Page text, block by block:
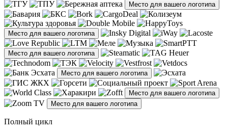
Место для вашего логотипа
Место для вашего логотипа
Место для вашего логотипа
Место для вашего логотипа
Место для вашего логотипа
Место для вашего логотипа
Полный цикл